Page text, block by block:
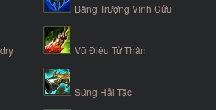
Băng Trượng Vĩnh Cửu
Vũ Điệu Tử Thần
Súng Hải Tặc